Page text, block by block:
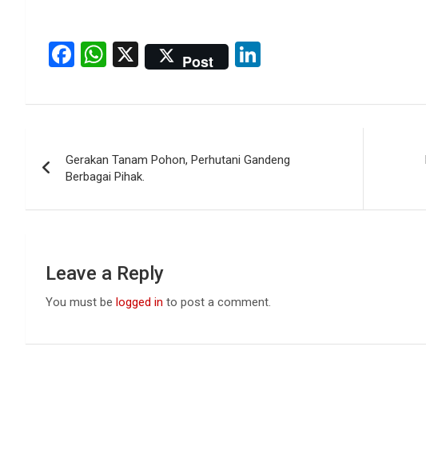
F
ce
o
o
k
W
at
A
p
p
X Post
ke
n
navigation
Gerakan Tanam Pohon, Perhutani Gandeng
Berbagai Pihak.
Leave a Reply
You must be logged in to post a comment.